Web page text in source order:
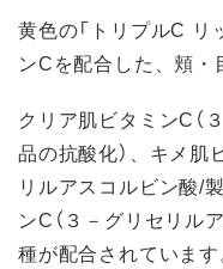
黄色の「トリプルC リ
ンCを配合した、頬・
クリア肌ビタミンC（
品の抗酸化）、キメ肌
リルアスコルビン酸/
ンC（３－グリセリル
種が配合されています